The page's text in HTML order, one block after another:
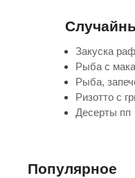
Закуска
Рыба с
Рыба,
Ризотто с
Десерты пп
Популярное